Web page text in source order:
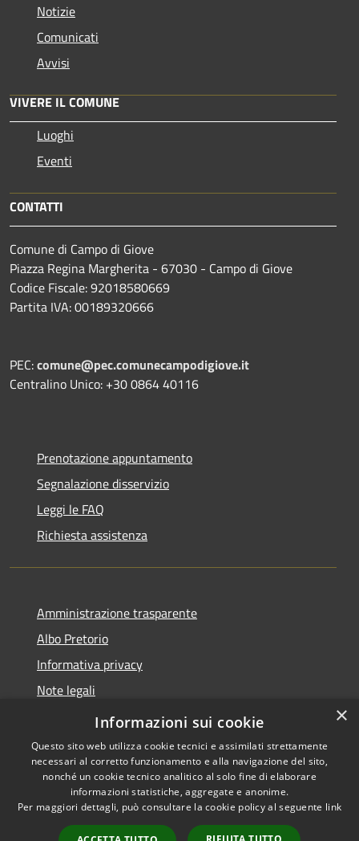
Notizie
Comunicati
Avvisi
VIVERE IL COMUNE
Luoghi
Eventi
CONTATTI
Comune di Campo di Giove
Piazza Regina Margherita - 67030 - Campo di Giove
Codice Fiscale: 92018580669
Partita IVA: 00189320666
PEC:comune@pec.comunecampodigiove.it
Centralino Unico: +30 0864 40116
Prenotazione appuntamento
Segnalazione disservizio
Leggi le FAQ
Richiesta assistenza
Amministrazione trasparente
Albo Pretorio
Informativa privacy
Note legali
Dichiarazione di accessibilità
Accessibilità
Copyright © 2026 • Comune di
Campo di Giove • Powered by
Municipium• Accesso
×
Informazioni sui cookie
Questo sito web utilizza cookie tecnici e assimilati strettamente
necessari al corretto funzionamento e alla navigazione del sito,
nonché un cookie tecnico analitico al solo fine di elaborare
informazioni statistiche, aggregate e anonime.
Per maggiori dettagli, può consultare la cookie policy al seguente link